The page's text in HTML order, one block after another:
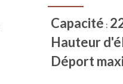
Capacité :
Hauteur
Déport maxi